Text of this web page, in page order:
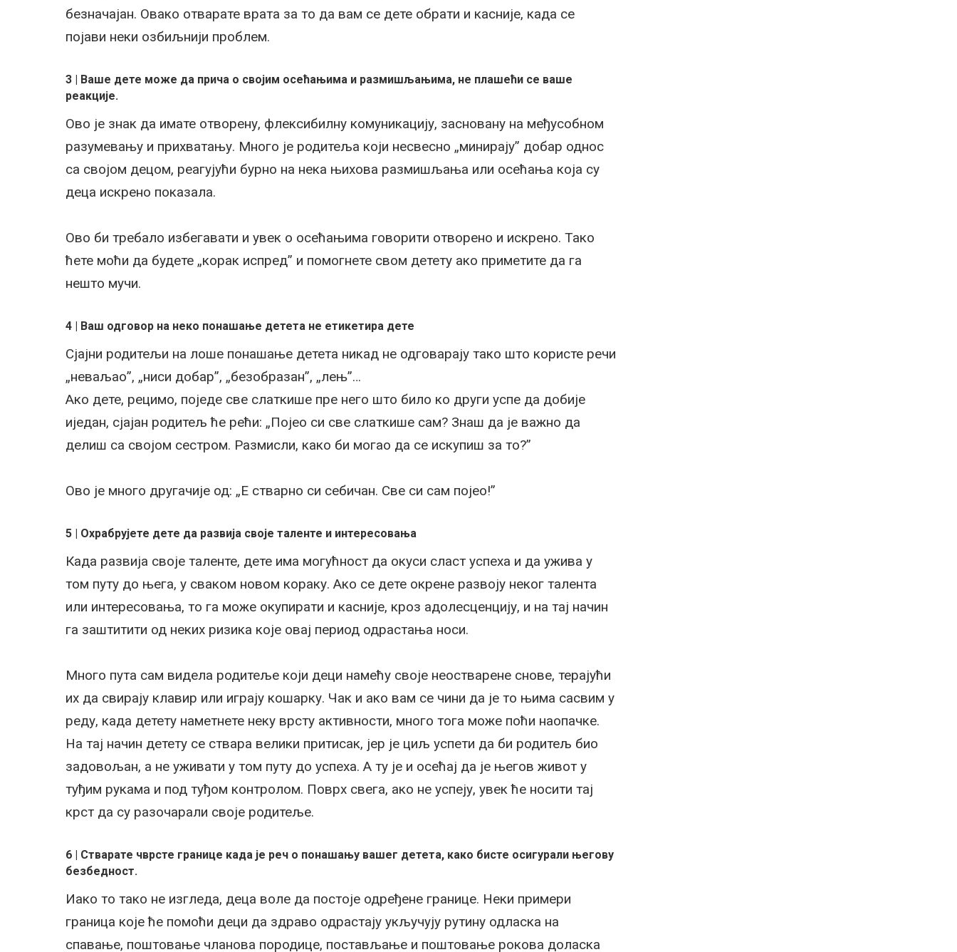
безначајан. Овако отварате врата за то да вам се дете обрати и касније, када се
појави неки озбиљнији проблем.
3 | Ваше дете може да прича о својим осећањима и размишљањима, не плашећи се ваше
реакције.
Ово је знак да имате отворену, флексибилну комуникацију, засновану на међусобном
разумевању и прихватању. Много је родитеља који несвесно „минирају” добар однос
са својом децом, реагујући бурно на нека њихова размишљања или осећања која су
деца искрено показала.
Ово би требало избегавати и увек о осећањима говорити отворено и искрено. Тако
ћете моћи да будете „корак испред” и помогнете свом детету ако приметите да га
нешто мучи.
4 | Ваш одговор на неко понашање детета не етикетира дете
Сјајни родитељи на лоше понашање детета никад не одговарају тако што користе речи
„неваљао”, „ниси добар”, „безобразан”, „лењ”…
Ако дете, рецимо, поједе све слаткише пре него што било ко други успе да добије
иједан, сјајан родитељ ће рећи: „Појео си све слаткише сам? Знаш да је важно да
делиш са својом сестром. Размисли, како би могао да се искупиш за то?”
Ово је много другачије од: „Е стварно си себичан. Све си сам појео!”
5 | Охрабрујете дете да развија своје таленте и интересовања
Када развија своје таленте, дете има могућност да окуси сласт успеха и да ужива у
том путу до њега, у сваком новом кораку. Ако се дете окрене развоју неког талента
или интересовања, то га може окупирати и касније, кроз адолесценцију, и на тај начин
га заштитити од неких ризика које овај период одрастања носи.
Много пута сам видела родитеље који деци намећу своје неостварене снове, терајући
их да свирају клавир или играју кошарку. Чак и ако вам се чини да је то њима сасвим у
реду, када детету наметнете неку врсту активности, много тога може поћи наопачке.
На тај начин детету се ствара велики притисак, јер је циљ успети да би родитељ био
задовољан, а не уживати у том путу до успеха. А ту је и осећај да је његов живот у
туђим рукама и под туђом контролом. Поврх свега, ако не успеју, увек ће носити тај
крст да су разочарали своје родитеље.
6 | Стварате чврсте границе када је реч о понашању вашег детета, како бисте осигурали његову
безбедност.
Иако то тако не изгледа, деца воле да постоје одређене границе. Неки примери
граница које ће помоћи деци да здраво одрастају укључују рутину одласка на
спавање, поштовање чланова породице, постављање и поштовање рокова доласка